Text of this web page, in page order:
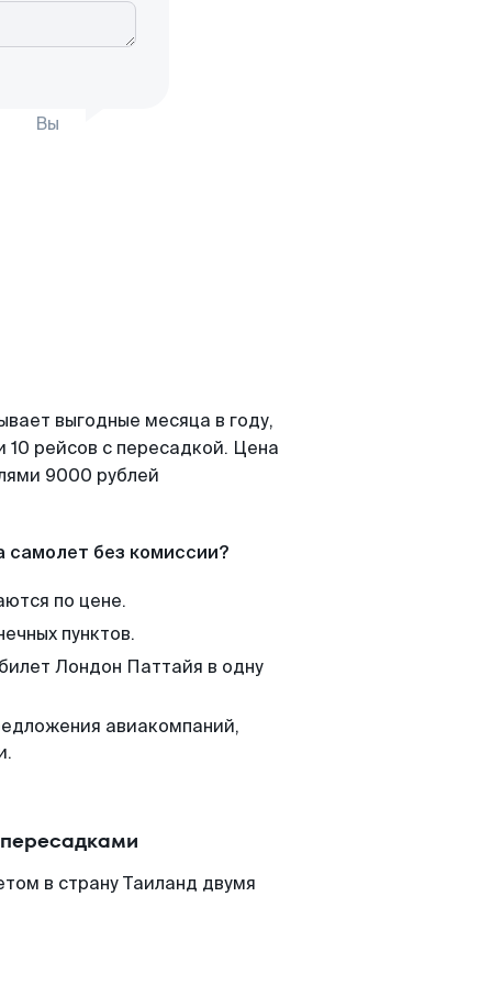
Вы
выгодные месяца в году,
рейсов с пересадкой. Цена
9000 рублей
самолет без комиссии?
по цене.
пунктов.
Лондон Паттайя в одну
авиакомпаний,
в страну Таиланд двумя